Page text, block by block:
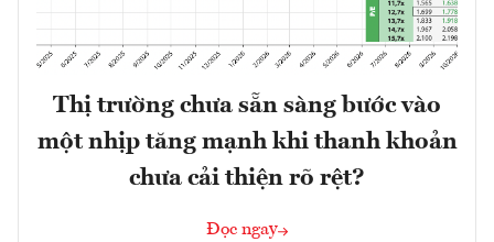
Thị trường chưa sẵn sàng bước vào
một nhịp tăng mạnh khi thanh khoản
chưa cải thiện rõ rệt?
Đọc ngay